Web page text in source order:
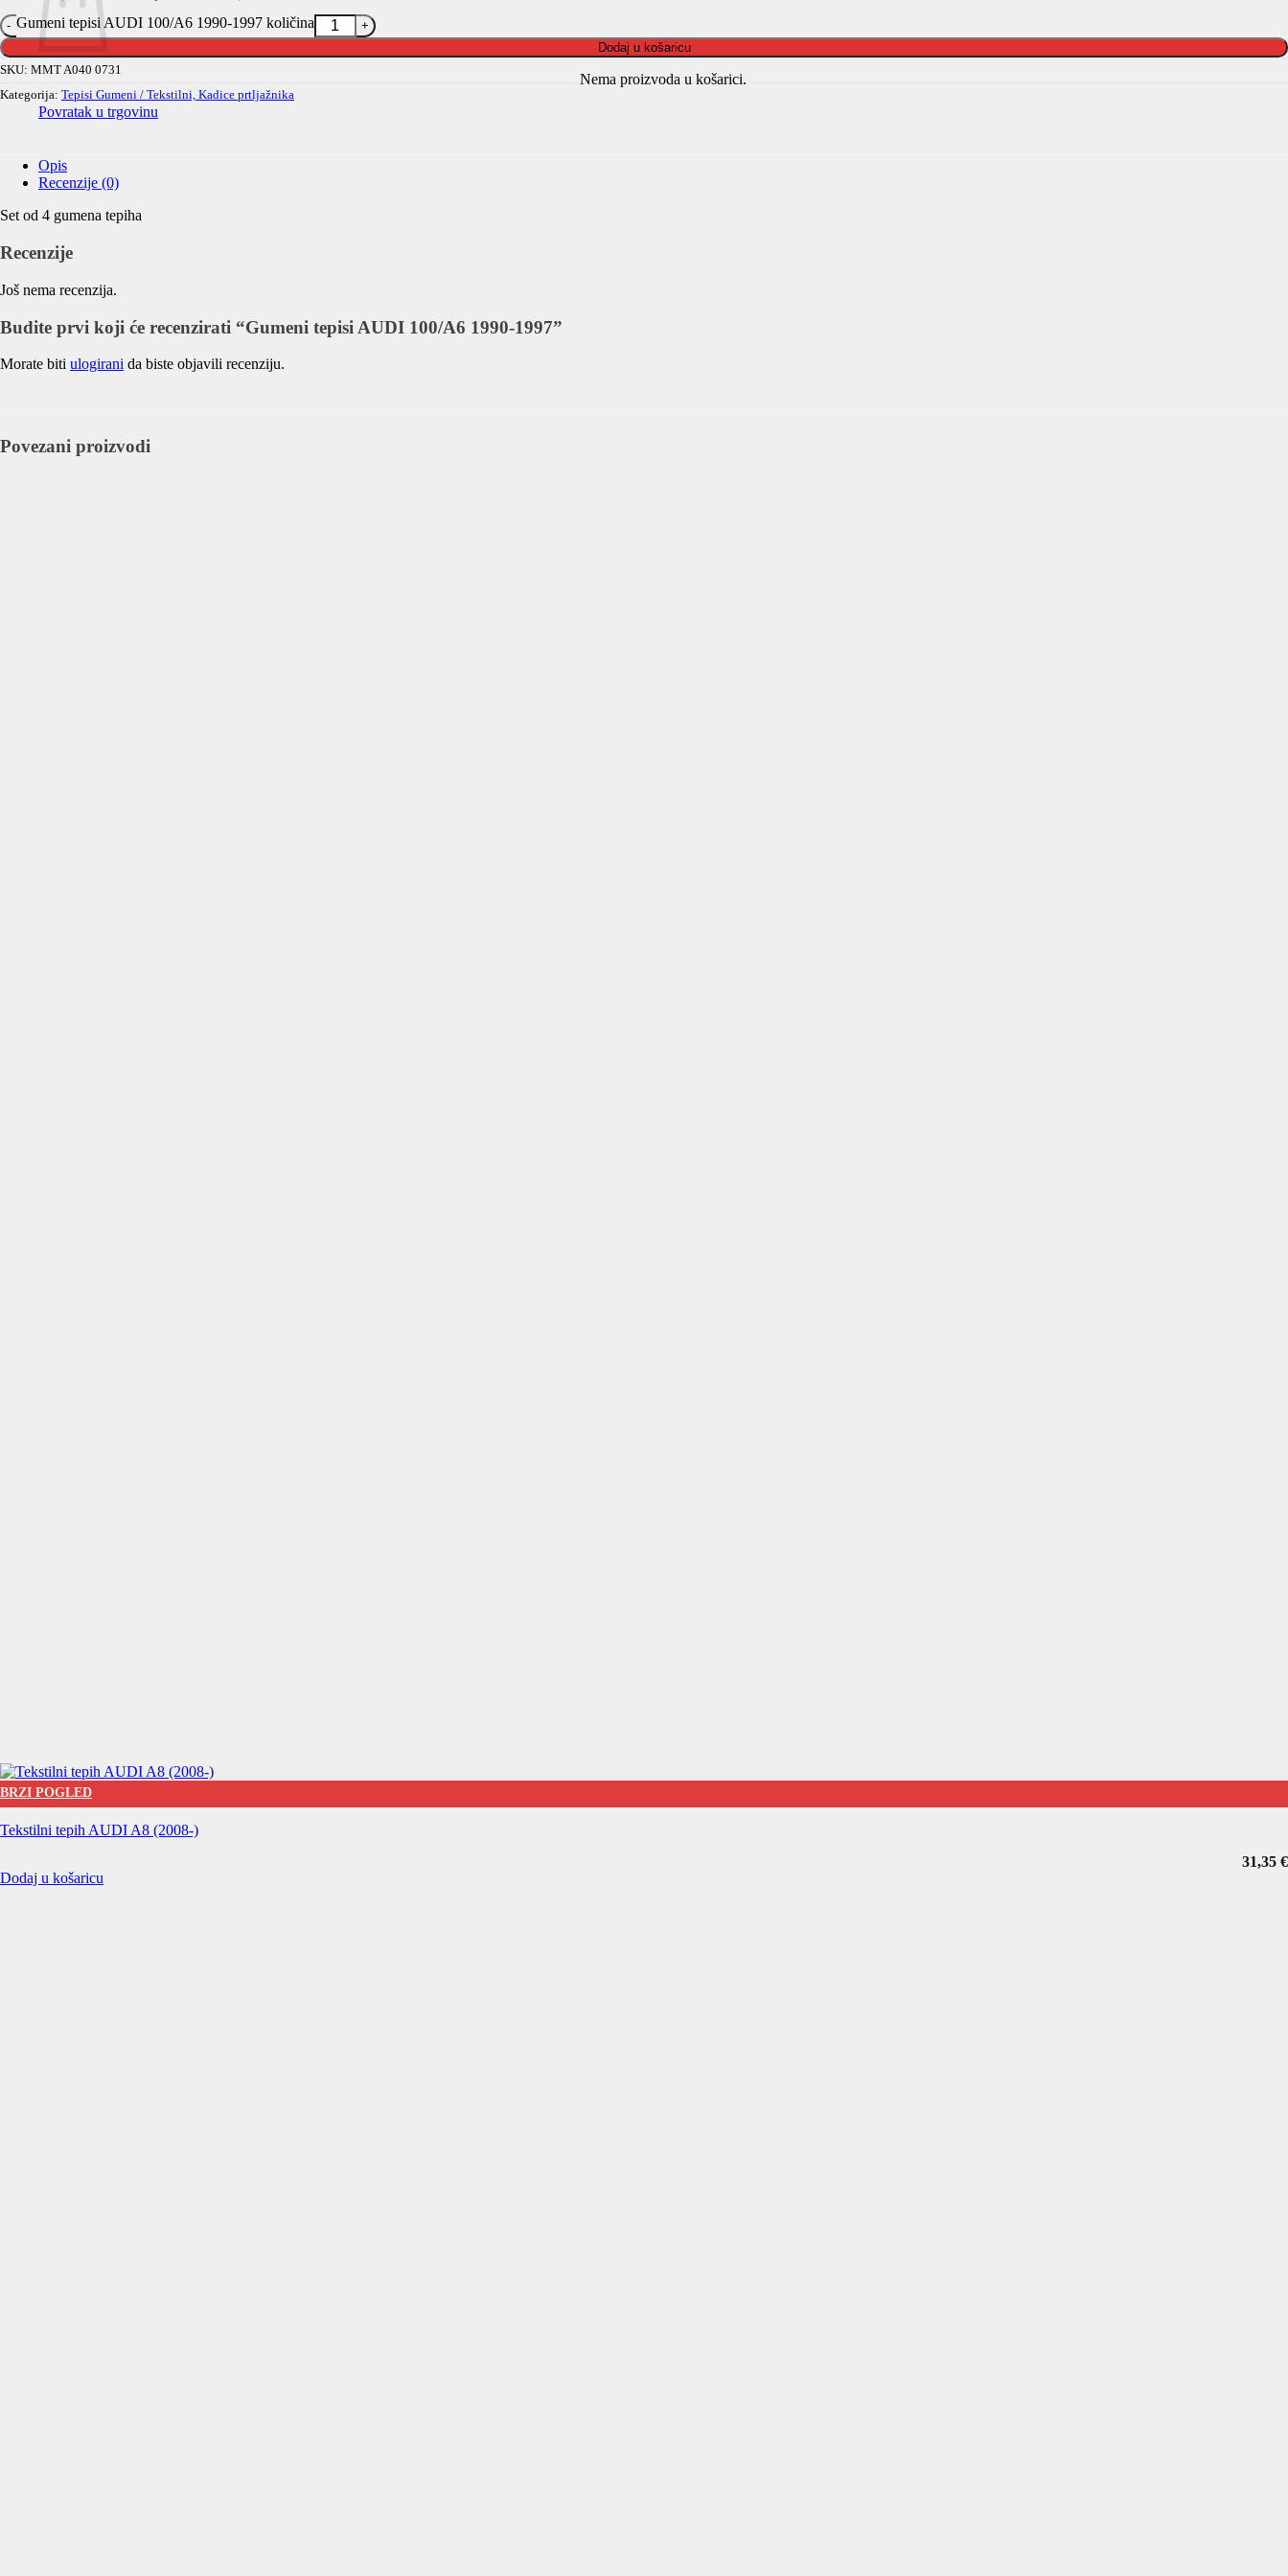
Nema proizvoda u košarici.
Povratak u trgovinu
Gumeni tepisi AUDI 100/A6 1990-1997 količina
Dodaj u košaricu
SKU: MMT A040 0731
Kategorija: Tepisi Gumeni / Tekstilni, Kadice prtljažnika
Opis
Recenzije (0)
Set od 4 gumena tepiha
Recenzije
Još nema recenzija.
Budite prvi koji će recenzirati “Gumeni tepisi AUDI 100/A6 1990-1997”
Morate biti ulogirani da biste objavili recenziju.
Povezani proizvodi
BRZI POGLED
Tekstilni tepih AUDI A8 (2008-)
31,35 €
Dodaj u košaricu